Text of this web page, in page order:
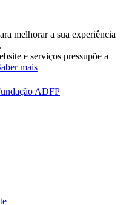
melhorar a sua experiência
e serviços pressupõe a
mais